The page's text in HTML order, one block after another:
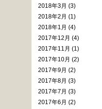
2018年3月 (3)
2018年2月 (1)
2018年1月 (4)
2017年12月 (4)
2017年11月 (1)
2017年10月 (2)
2017年9月 (2)
2017年8月 (3)
2017年7月 (3)
2017年6月 (2)